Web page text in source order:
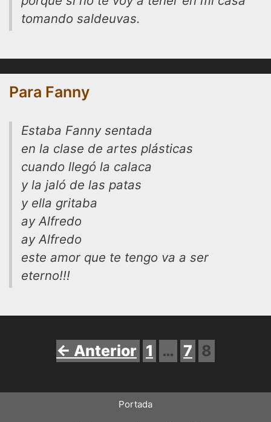
tomando saldeuvas.
Para Fanny
Estaba Fanny sentada
en la clase de artes plásticas
cuando llegó la calaca
y la jaló de las patas
y ella gritaba
ay Alfredo
ay Alfredo
este amor que te tengo va a ser
eterno!!!
← Anterior Página
1 … Página
7 Página
8
Portada